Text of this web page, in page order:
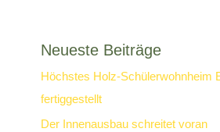
Neueste Beiträge
Höchstes Holz-Schülerwohnheim
fertiggestellt
Der Innenausbau schreitet voran